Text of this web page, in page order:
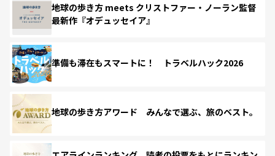
地球の歩き方 meets クリストファー・ノーラン監督
最新作『オデュッセイア』
準備も滞在もスマートに！ トラベルハック2026
地球の歩き方アワード みんなで選ぶ、旅のベスト。